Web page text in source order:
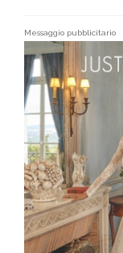
Messaggio pubblicitario